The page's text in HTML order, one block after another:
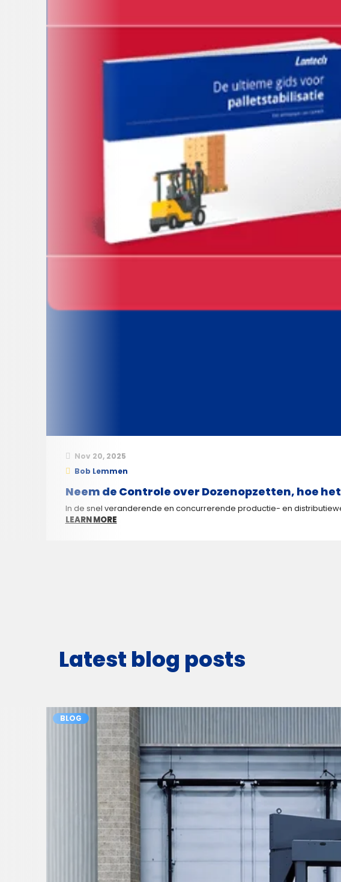
Nov 20, 2025
Bob Lemmen
Neem de Controle over Dozenopzetten, hoe
In de snel veranderende en concurrerende productie- en
LEARN MORE
Latest blog posts
BLOG